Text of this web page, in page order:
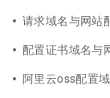
请求域名与网站
配置证书域名与
阿里云oss配置